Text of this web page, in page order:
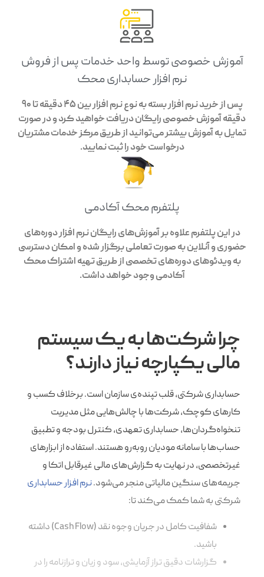
آموزش خصوصی توسط واحد خدمات پس از فروش
نرم افزار حسابداری محک
پس از خرید نرم افزار بسته به نوع نرم افزار بین 45 دقیقه تا 90
دقیقه آموزش خصوصی رایگان دریافت خواهید کرد و در صورت
تمایل به آموزش بیشتر می‌توانید از طریق مرکز خدمات مشتریان
درخواست خود را ثبت نمایید.
پلتفرم محک آکادمی
در این پلتفرم علاوه بر آموزش‌های رایگان نرم افزار دوره‌های
حضوری و آنلاین به صورت تعاملی برگزار شده و امکان دسترسی
به ویدئوهای دوره‌های تخصصی از طریق تهیه اشتراک محک
آکادمی وجود خواهد داشت.
چرا شرکت‌ها به یک سیستم
مالی یکپارچه نیاز دارند؟
حسابداری شرکتی، قلب تپنده‌ی سازمان است. برخلاف کسب و
کارهای کوچک، شرکت‌ها با چالش‌هایی مثل مدیریت
تنخواه‌گردان‌ها، حسابداری تعهدی، کنترل بودجه و تطبیق
حساب‌ها با سامانه مودیان روبه‌رو هستند. استفاده از ابزارهای
غیرتخصصی، در نهایت به گزارش‌های مالی غیرقابل اتکا و
جریمه‌های سنگین مالیاتی منجر می‌شود.نرم افزار حسابداری
شرکتی به شما کمک می‌کند تا:
شفافیت کامل در جریان وجوه نقد (Cash Flow) داشته
باشید.
گزارشات دقیق تراز آزمایشی، سود و زیان و ترازنامه را در